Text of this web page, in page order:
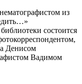
состоится
Денисом
Вадимом